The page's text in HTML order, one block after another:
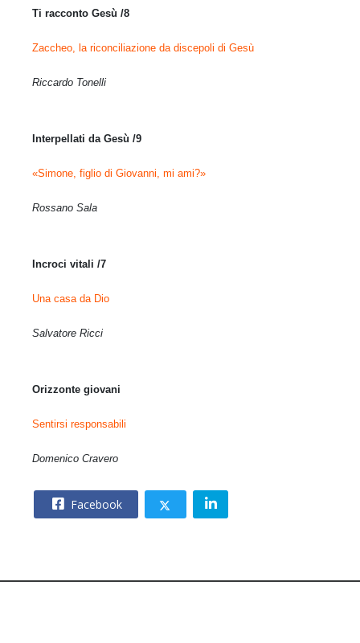
Ti racconto Gesù /8
Zaccheo, la riconciliazione da discepoli di Gesù
Riccardo Tonelli
Interpellati da Gesù /9
«Simone, figlio di Giovanni, mi ami?»
Rossano Sala
Incroci vitali /7
Una casa da Dio
Salvatore Ricci
Orizzonte giovani
Sentirsi responsabili
Domenico Cravero
Facebook